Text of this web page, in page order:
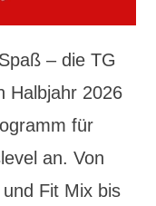
– die TG
Halbjahr 2026
für
an. Von
Fit Mix bis